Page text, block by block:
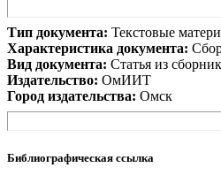
Тип документа: Текстовые
Характеристика документа:
Вид документа: Статья из
Издательство: ОмИИТ
Город издательства: Омск
Библиографическая ссылка